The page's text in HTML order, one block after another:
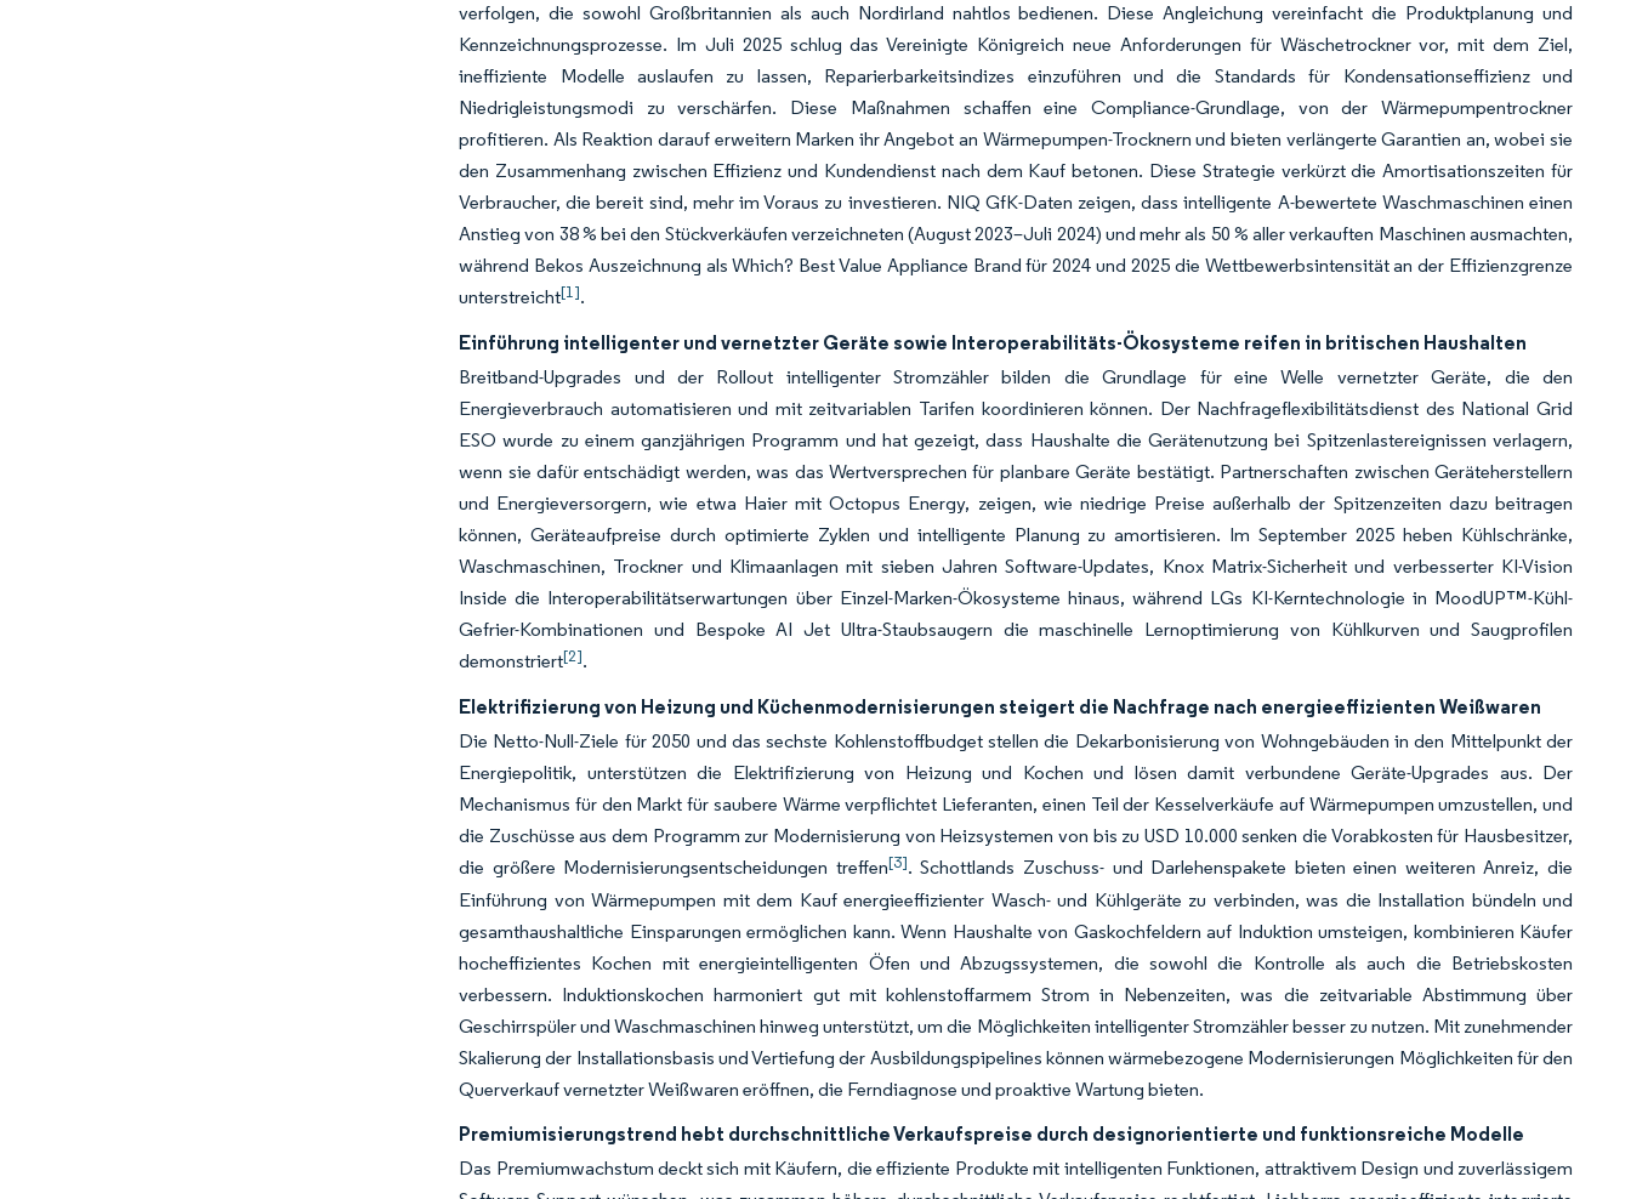
verfolgen, die sowohl Großbritannien als auch Nordirland nahtlos bedienen. Diese Angleichung vereinfacht die Produktplanung und
Kennzeichnungsprozesse. Im Juli 2025 schlug das Vereinigte Königreich neue Anforderungen für Wäschetrockner vor, mit dem Ziel,
ineffiziente Modelle auslaufen zu lassen, Reparierbarkeitsindizes einzuführen und die Standards für Kondensationseffizienz und
Niedrigleistungsmodi zu verschärfen. Diese Maßnahmen schaffen eine Compliance-Grundlage, von der Wärmepumpentrockner
profitieren. Als Reaktion darauf erweitern Marken ihr Angebot an Wärmepumpen-Trocknern und bieten verlängerte Garantien an, wobei sie
den Zusammenhang zwischen Effizienz und Kundendienst nach dem Kauf betonen. Diese Strategie verkürzt die Amortisationszeiten für
Verbraucher, die bereit sind, mehr im Voraus zu investieren. NIQ GfK-Daten zeigen, dass intelligente A-bewertete Waschmaschinen einen
Anstieg von 38 % bei den Stückverkäufen verzeichneten (August 2023–Juli 2024) und mehr als 50 % aller verkauften Maschinen ausmachten,
während Bekos Auszeichnung als Which? Best Value Appliance Brand für 2024 und 2025 die Wettbewerbsintensität an der Effizienzgrenze
unterstreicht[1].
Einführung intelligenter und vernetzter Geräte sowie Interoperabilitäts-Ökosysteme reifen in britischen Haushalten
Breitband-Upgrades und der Rollout intelligenter Stromzähler bilden die Grundlage für eine Welle vernetzter Geräte, die den
Energieverbrauch automatisieren und mit zeitvariablen Tarifen koordinieren können. Der Nachfrageflexibilitätsdienst des National Grid
ESO wurde zu einem ganzjährigen Programm und hat gezeigt, dass Haushalte die Gerätenutzung bei Spitzenlastereignissen verlagern,
wenn sie dafür entschädigt werden, was das Wertversprechen für planbare Geräte bestätigt. Partnerschaften zwischen Geräteherstellern
und Energieversorgern, wie etwa Haier mit Octopus Energy, zeigen, wie niedrige Preise außerhalb der Spitzenzeiten dazu beitragen
können, Geräteaufpreise durch optimierte Zyklen und intelligente Planung zu amortisieren. Im September 2025 heben Kühlschränke,
Waschmaschinen, Trockner und Klimaanlagen mit sieben Jahren Software-Updates, Knox Matrix-Sicherheit und verbesserter KI-Vision
Inside die Interoperabilitätserwartungen über Einzel-Marken-Ökosysteme hinaus, während LGs KI-Kerntechnologie in MoodUP™-Kühl-
Gefrier-Kombinationen und Bespoke AI Jet Ultra-Staubsaugern die maschinelle Lernoptimierung von Kühlkurven und Saugprofilen
demonstriert[2].
Elektrifizierung von Heizung und Küchenmodernisierungen steigert die Nachfrage nach energieeffizienten Weißwaren
Die Netto-Null-Ziele für 2050 und das sechste Kohlenstoffbudget stellen die Dekarbonisierung von Wohngebäuden in den Mittelpunkt der
Energiepolitik, unterstützen die Elektrifizierung von Heizung und Kochen und lösen damit verbundene Geräte-Upgrades aus. Der
Mechanismus für den Markt für saubere Wärme verpflichtet Lieferanten, einen Teil der Kesselverkäufe auf Wärmepumpen umzustellen, und
die Zuschüsse aus dem Programm zur Modernisierung von Heizsystemen von bis zu USD 10.000 senken die Vorabkosten für Hausbesitzer,
die größere Modernisierungsentscheidungen treffen[3]. Schottlands Zuschuss- und Darlehenspakete bieten einen weiteren Anreiz, die
Einführung von Wärmepumpen mit dem Kauf energieeffizienter Wasch- und Kühlgeräte zu verbinden, was die Installation bündeln und
gesamthaushaltliche Einsparungen ermöglichen kann. Wenn Haushalte von Gaskochfeldern auf Induktion umsteigen, kombinieren Käufer
hocheffizientes Kochen mit energieintelligenten Öfen und Abzugssystemen, die sowohl die Kontrolle als auch die Betriebskosten
verbessern. Induktionskochen harmoniert gut mit kohlenstoffarmem Strom in Nebenzeiten, was die zeitvariable Abstimmung über
Geschirrspüler und Waschmaschinen hinweg unterstützt, um die Möglichkeiten intelligenter Stromzähler besser zu nutzen. Mit zunehmender
Skalierung der Installationsbasis und Vertiefung der Ausbildungspipelines können wärmebezogene Modernisierungen Möglichkeiten für den
Querverkauf vernetzter Weißwaren eröffnen, die Ferndiagnose und proaktive Wartung bieten.
Premiumisierungstrend hebt durchschnittliche Verkaufspreise durch designorientierte und funktionsreiche Modelle
Das Premiumwachstum deckt sich mit Käufern, die effiziente Produkte mit intelligenten Funktionen, attraktivem Design und zuverlässigem